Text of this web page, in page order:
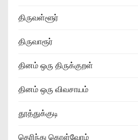
திருவள்ளூர்
திருவாரூர்
தினம் ஒரு திருக்குறள்
தினம் ஒரு விவசாயம்
தூத்துக்குடி
தெரிந்து கொள்வோம்